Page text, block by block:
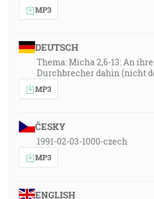
MP3
DEUTSCH
Thema: Micha 2,6-13: An
Durchbrecher dahin (nicht
MP3
ČESKY
1991-02-03-1000-czech
MP3
ENGLISH